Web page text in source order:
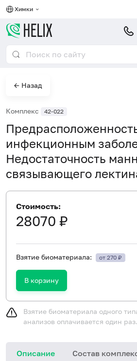
Химки
← Назад
Комплекс 42-022
инфекционным
Недостаточность
связывающего
Стоимость:
28070 ₽
Взятие биоматериала: от 270 ₽
В корзину
Взятие биоматериала одного
анализов оплачивается один раз.
Описание Состав